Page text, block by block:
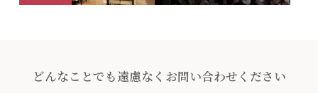
どんなことでも遠慮なくお問い合わせください